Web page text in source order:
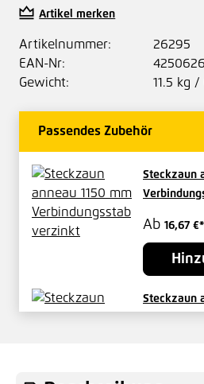
Artikel merken
Artikelnummer:
26295
EAN-Nr:
Gewicht:
11.5 kg
Passendes Zubehör
Steckzaun
Ab 16,67 €*
Steckzaun